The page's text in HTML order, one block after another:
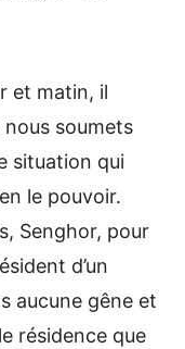
et matin, il
soumets
situation qui
le pouvoir.
Senghor, pour
d’un
aucune gêne et
résidence que